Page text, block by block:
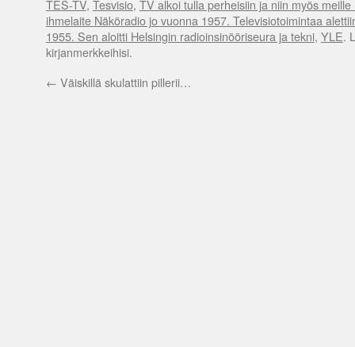
TES-TV, Tesvisio, TV alkoi tulla perheisiin ja niin myös
ihmelaite Näköradio jo vuonna 1957. Televisiotoimintaa
1955. Sen aloitti Helsingin radioinsinööriseura ja tekni, YLE.
kirjanmerkkeihisi.
← Väiskillä skulattiin pillerii…